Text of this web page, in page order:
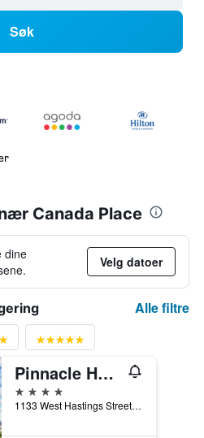
Søk
Canada Place
dine
Velg datoer
Alle filtre
Pinnacle Hotel Harbourfront
4 stjerner
1133 West Hastings Street, Vancouver, BC, Canada